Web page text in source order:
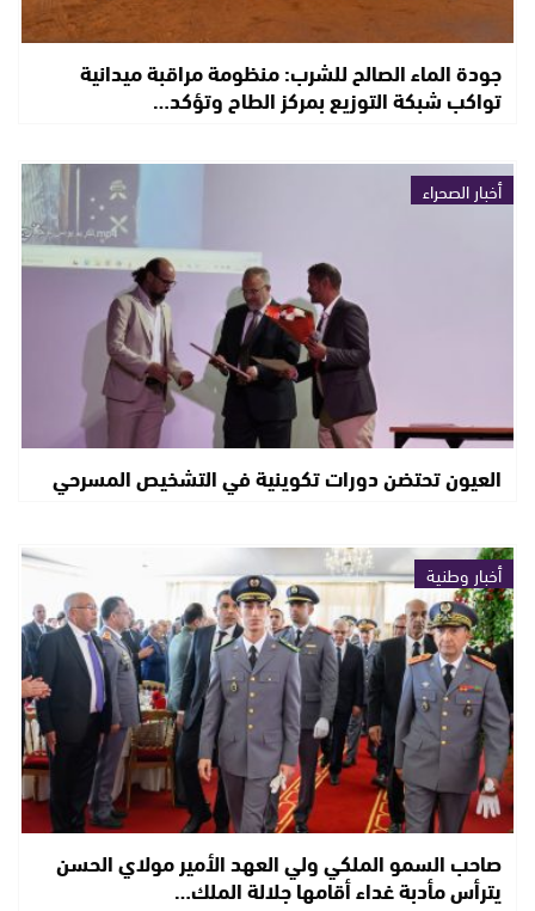
جودة الماء الصالح للشرب: منظومة مراقبة ميدانية
تواكب شبكة التوزيع بمركز الطاح وتؤكد…
أخبار الصحراء
العيون تحتضن دورات تكوينية في التشخيص المسرحي
أخبار وطنية
صاحب السمو الملكي ولي العهد الأمير مولاي الحسن
يترأس مأدبة غداء أقامها جلالة الملك…